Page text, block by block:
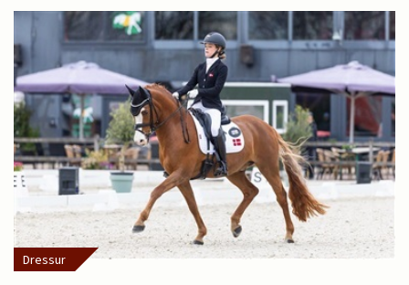
Dressur